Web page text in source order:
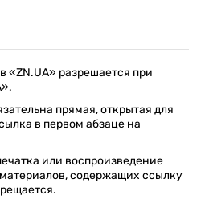
«ZN.UA» разрешается при
прямая, открытая для
в первом абзаце на
или воспроизведение
содержащих ссылку